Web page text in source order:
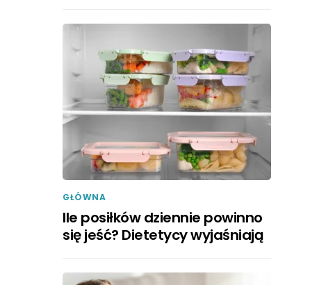
GŁÓWNA
Ile posiłków dziennie powinno
się jeść? Dietetycy wyjaśniają